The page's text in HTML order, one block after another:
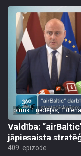
pirms 1 nedēļas, 1
Valdība:
jāpiesaista
409. epizode